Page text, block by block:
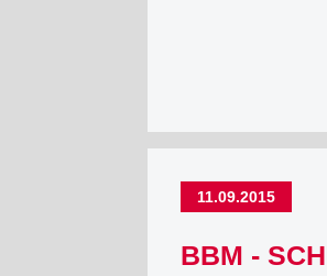
11.09.2015
BBM -